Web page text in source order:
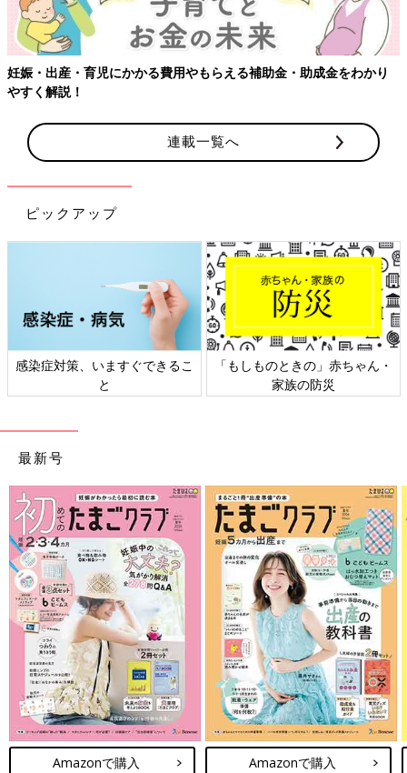
妊娠・出産・育児にかかる費用やもらえる補助金・助成金をわかり
やすく解説！
連載一覧へ
ピックアップ
感染症対策、いますぐできるこ
と
「もしものときの」赤ちゃん・
家族の防災
最新号
Amazonで購入 Amazonで購入